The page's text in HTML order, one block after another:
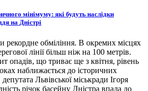
мінімуму: які будуть наслідки
на Дністрі
рекордне обміління. В окремих місцях
лінії більш ніж на 100 метрів.
опадів, що триває ще з квітня, рівень
наближається до історичних
Львівської міськради Ігоря
річок басейну Дністра впала до